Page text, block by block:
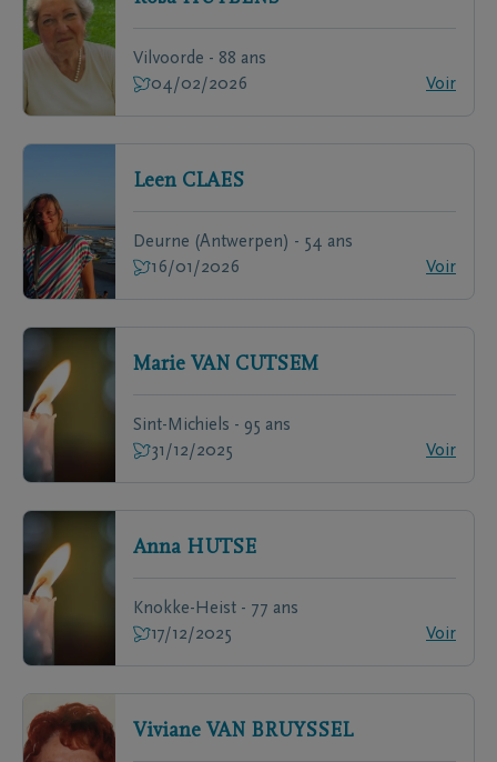
Vilvoorde - 88 ans
04/02/2026
Voir
Leen CLAES
Deurne (Antwerpen) - 54 ans
16/01/2026
Voir
Marie VAN CUTSEM
Sint-Michiels - 95 ans
31/12/2025
Voir
Anna HUTSE
Knokke-Heist - 77 ans
17/12/2025
Voir
Viviane VAN BRUYSSEL